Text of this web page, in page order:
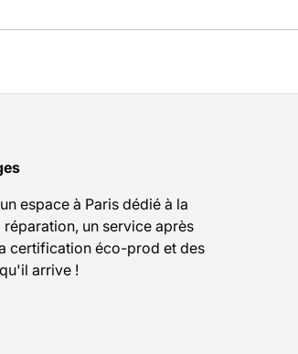
espace à Paris dédié à la
un service après
certification éco-prod et des
arrive !